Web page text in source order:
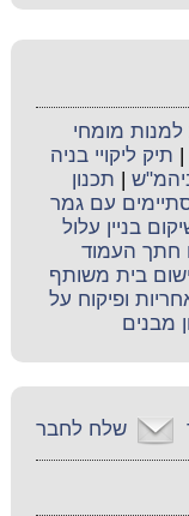
מומחי
תיק ליקויי בניה
תכנון
עם גמר
בניין עלול
חתך העמוד
בית משותף
ופיקוח על
מבנים
שלח לחבר